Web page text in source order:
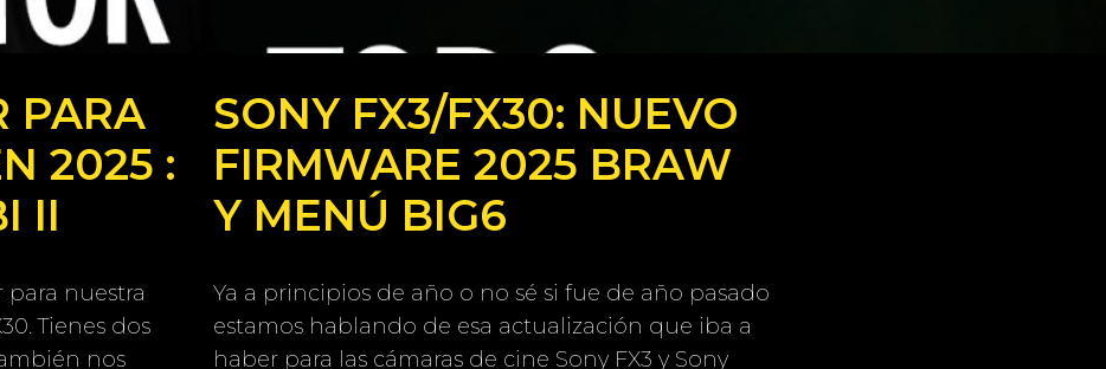
PARA
2025 :
II
nuestra
Tienes dos
nos
SONY FX3/FX30: NUEVO
FIRMWARE 2025 BRAW
Y MENÚ BIG6
Ya a principios de año o no sé si fue de año pasado
estamos hablando de esa actualización que iba a
haber para las cámaras de cine Sony FX3 y Sony